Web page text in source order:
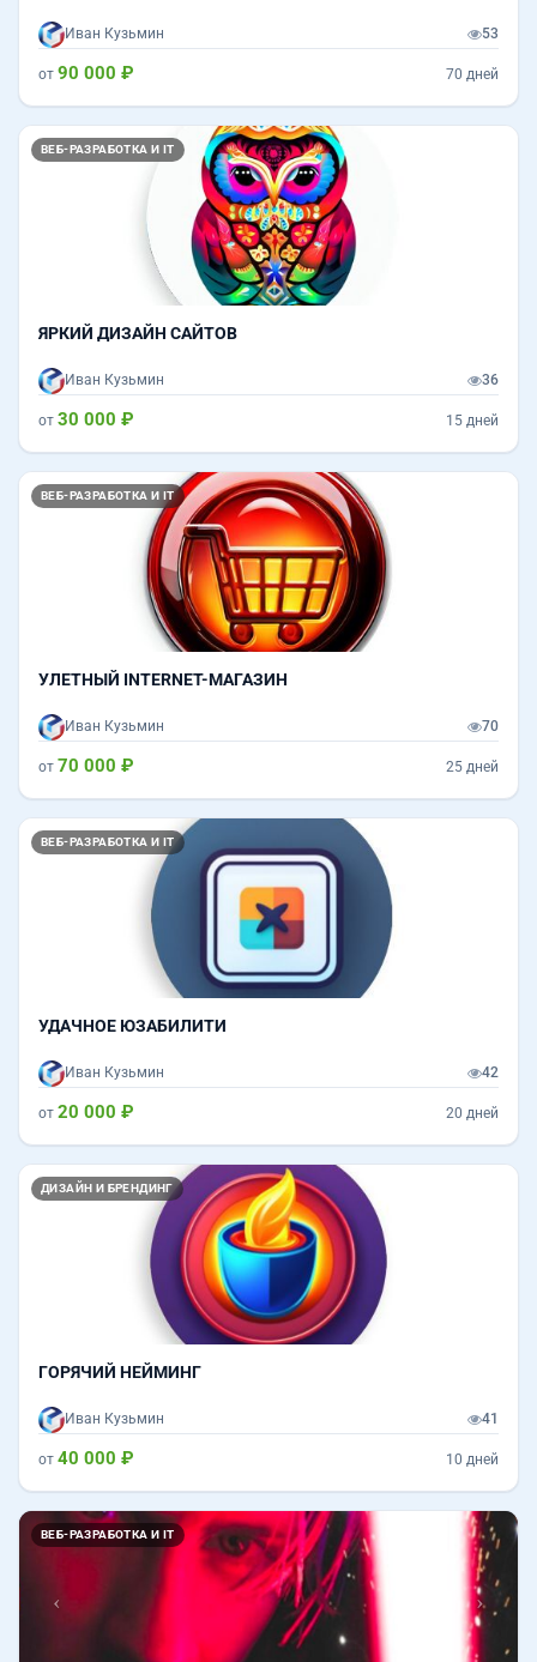
Иван Кузьмин 53
от 90 000 ₽ 70 дней
ВЕБ-РАЗРАБОТКА И IT
ЯРКИЙ ДИЗАЙН САЙТОВ
Иван Кузьмин 36
от 30 000 ₽ 15 дней
ВЕБ-РАЗРАБОТКА И IT
УЛЕТНЫЙ INTERNET-МАГАЗИН
Иван Кузьмин 70
от 70 000 ₽ 25 дней
ВЕБ-РАЗРАБОТКА И IT
УДАЧНОЕ ЮЗАБИЛИТИ
Иван Кузьмин 42
от 20 000 ₽ 20 дней
ДИЗАЙН И БРЕНДИНГ
ГОРЯЧИЙ НЕЙМИНГ
Иван Кузьмин 41
от 40 000 ₽ 10 дней
ВЕБ-РАЗРАБОТКА И IT
Назад